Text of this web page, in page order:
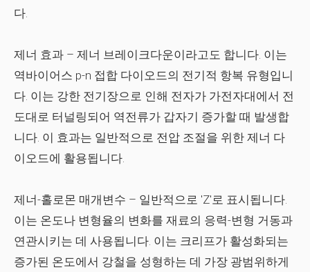
다.
제너 효과 – 제너 브레이크다운이라고도 합니다. 이는
역바이어스 p-n 접합 다이오드의 전기적 항복 유형입니
다. 이는 강한 전기장으로 인해 전자가 가전자대에서 전
도대로 터널링되어 역전류가 갑자기 증가할 때 발생합
니다. 이 효과는 일반적으로 전압 조절을 위한 제너 다
이오드에 활용됩니다.
제너-홀로몬 매개변수 – 일반적으로 'Z'로 표시됩니다.
이는 온도나 변형율의 변화를 재료의 응력-변형 거동과
연관시키는 데 사용됩니다. 이는 크리프가 활성화되는
증가된 온도에서 강철을 성형하는 데 가장 광범위하게